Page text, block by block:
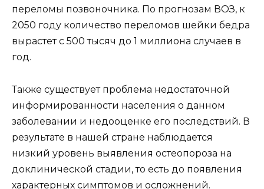
переломы позвоночника. По прогнозам ВОЗ, к
2050 году количество переломов шейки бедра
вырастет с 500 тысяч до 1 миллиона случаев в
год.
Также существует проблема недостаточной
информированности населения о данном
заболевании и недооценке его последствий. В
результате в нашей стране наблюдается
низкий уровень выявления остеопороза на
доклинической стадии, то есть до появления
характерных симптомов и осложнений.